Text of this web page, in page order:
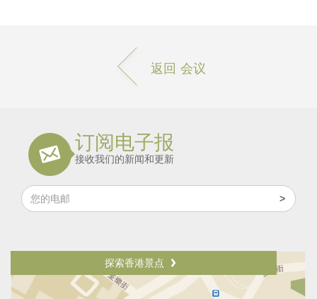
返回 会议
订阅电子报
接收我们的新闻和更新
探索香港景点